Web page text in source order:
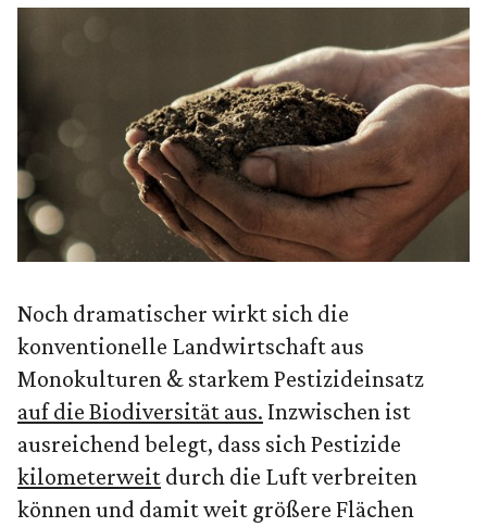
Noch dramatischer wirkt sich die
konventionelle Landwirtschaft aus
Monokulturen & starkem Pestizideinsatz
auf die Biodiversität aus. Inzwischen ist
ausreichend belegt, dass sich Pestizide
kilometerweit durch die Luft verbreiten
können und damit weit größere Flächen